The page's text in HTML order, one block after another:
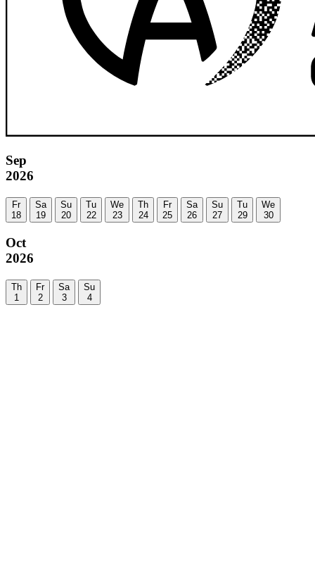
Sep
2026
Fr
18
Sa
19
Su
20
Tu
22
We
23
Th
24
Fr
25
Sa
26
Su
27
Tu
29
We
30
Oct
2026
Th
1
Fr
2
Sa
3
Su
4